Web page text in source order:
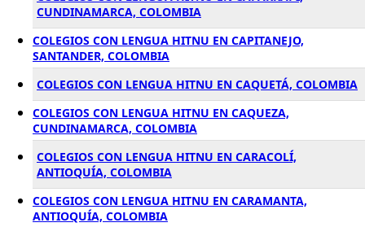
CUNDINAMARCA, COLOMBIA
COLEGIOS CON LENGUA HITNU EN CAPITANEJO,
SANTANDER, COLOMBIA
COLEGIOS CON LENGUA HITNU EN CAQUETÁ, COLOMBIA
COLEGIOS CON LENGUA HITNU EN CAQUEZA,
CUNDINAMARCA, COLOMBIA
COLEGIOS CON LENGUA HITNU EN CARACOLÍ,
ANTIOQUÍA, COLOMBIA
COLEGIOS CON LENGUA HITNU EN CARAMANTA,
ANTIOQUÍA, COLOMBIA